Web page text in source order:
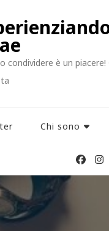
condividere è un piacere!
Chi sono